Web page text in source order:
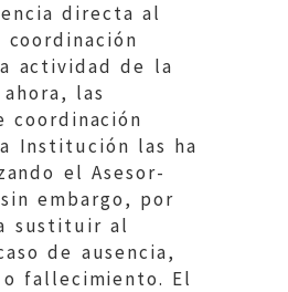
directa al
actividad de la
las
coordinación
Institución las ha
el Asesor-
embargo, por
sustituir al
de ausencia,
fallecimiento. El